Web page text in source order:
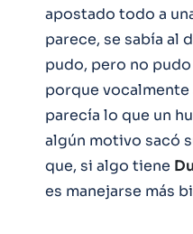
apostado todo a
parece, se sabía al
pudo, pero no
porque
parecía lo que un
algún motivo sacó
que, si algo tiene
es manejarse más